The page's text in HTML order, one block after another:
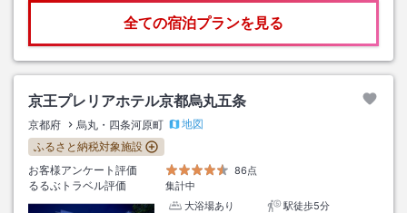
全ての宿泊プランを見る
京王プレリアホテル京都烏丸五条
京都府 烏丸・四条河原町
地図
ふるさと納税対象施設
お客様アンケート評価
86点
るるぶトラベル評価
集計中
大浴場あり
駅徒歩5分